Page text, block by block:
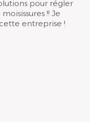
pour régler
!! Je
entreprise !